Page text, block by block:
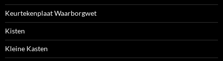
Keurtekenplaat Waarborgwet
Kisten
Kleine Kasten